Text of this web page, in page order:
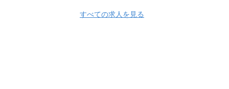
すべての求人を見る